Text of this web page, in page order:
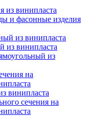
из винипласта
и фасонные изделия
из винипласта
из винипласта
из
на
винипласта
сечения на